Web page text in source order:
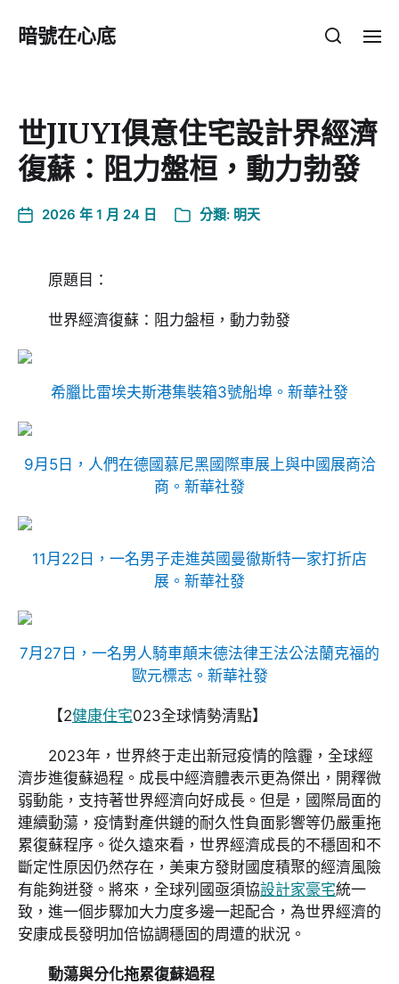
暗號在心底
世JIUYI俱意住宅設計界經濟
復蘇：阻力盤桓，動力勃發
2026 年 1 月 24 日 分類: 明天
原題目：
世界經濟復蘇：阻力盤桓，動力勃發
希臘比雷埃夫斯港集裝箱3號船埠。 新華社發
9月5日，人們在德國慕尼黑國際車展上與中國展商洽
商。 新華社發
11月22日，一名男子走進英國曼徹斯特一家打折店
展。 新華社發
7月27日，一名男人騎車顛末德法律王法公法蘭克福的
歐元標志。 新華社發
【2健康住宅023全球情勢清點】
2023年，世界終于走出新冠疫情的陰霾，全球經
濟步進復蘇過程。成長中經濟體表示更為傑出，開釋微
弱動能，支持著世界經濟向好成長。但是，國際局面的
連續動蕩，疫情對產供鏈的耐久性負面影響等仍嚴重拖
累復蘇程序。從久遠來看，世界經濟成長的不穩固和不
斷定性原因仍然存在，美東方發財國度積聚的經濟風險
有能夠迸發。將來，全球列國亟須協設計家豪宅統一
致，進一個步驟加大力度多邊一起配合，為世界經濟的
安康成長發明加倍協調穩固的周遭的狀況。
動蕩與分化拖累復蘇過程